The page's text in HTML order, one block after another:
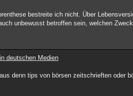
bestreite ich nicht. Über
unbewusst betroffen sein, welchen
deutschen Medien
denn tips von börsen zeitschrieften oder